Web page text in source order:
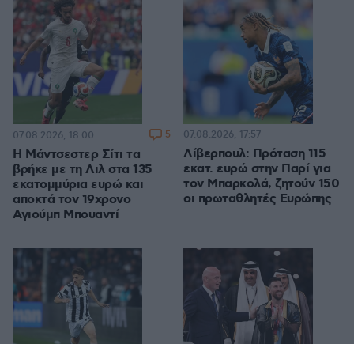
Η Μάντσεστερ Σίτι τα
βρήκε με τη Λιλ στα 135
εκατομμύρια ευρώ και
αποκτά τον 19χρονο
Αγιούμπ Μπουαντί
07.08.2026, 18:00 5
Λίβερπουλ: Πρόταση 115
εκατ. ευρώ στην Παρί για
τον Μπαρκολά, ζητούν 150
οι πρωταθλητές Ευρώπης
07.08.2026, 17:57